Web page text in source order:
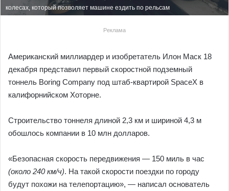
колесах, который позволяет машине ездить по рельсам
Реклама
Американский миллиардер и изобретатель Илон Маск 18
декабря представил первый скоростной подземный
тоннель Boring Company под штаб-квартирой SpaceX в
калифорнийском Хоторне.
Строительство тоннеля длиной 2,3 км и шириной 4,3 м
обошлось компании в 10 млн долларов.
«Безопасная скорость передвижения — 150 миль в час
(около 240 км/ч). На такой скорости поездки по городу
будут похожи на телепортацию», — написал основатель